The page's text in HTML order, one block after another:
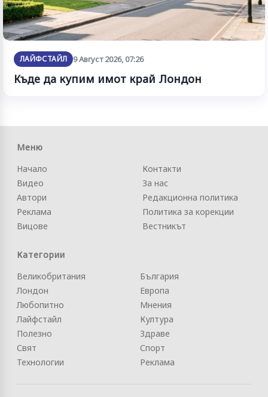
ЛАЙФСТАЙЛ 9 Август 2026, 07:26
Къде да купим имот край Лондон
Меню
Начало
Видео
Автори
Реклама
Вицове
Контакти
За нас
Редакционна политика
Политика за корекции
Вестникът
Категории
Великобритания
Лондон
Любопитно
Лайфстайл
Полезно
Свят
Технологии
България
Европа
Мнения
Култура
Здраве
Спорт
Реклама